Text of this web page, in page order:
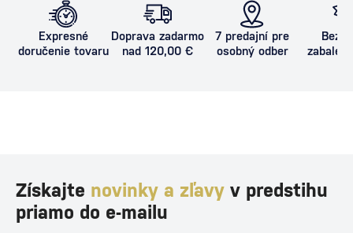
Expresné
doručenie tovaru
Doprava zadarmo
nad 120,00 €
7 predajní pre
osobný odber
Získajte novinky a zľavy v predstihu
priamo do e-mailu